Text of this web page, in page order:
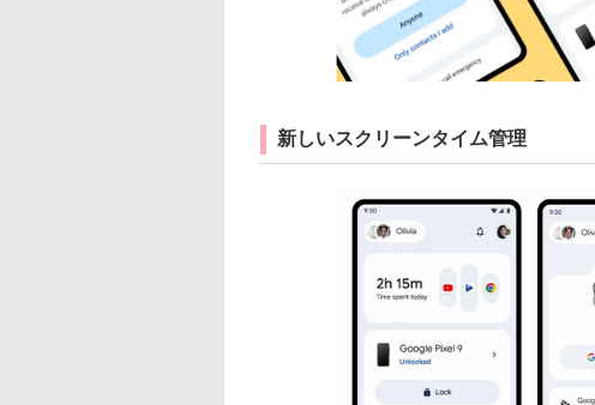
新しいスクリーンタイム管理